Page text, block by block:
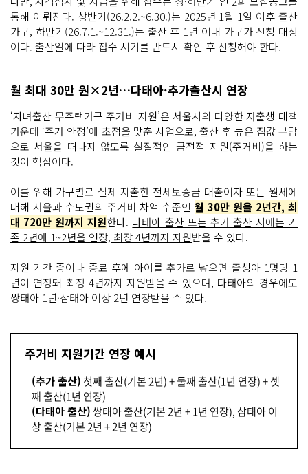
통해 이뤄진다. 상반기(26.2.2.~6.30.)는 2025년 1월 1일 이후 출산
가구, 하반기(26.7.1.~12.31.)는 출산 후 1년 이내 가구가 신청 대상
이다. 출산일에 따라 접수 시기를 반드시 확인 후 신청해야 한다.
월 최대 30만 원×2년…다태아·추가출산시 연장
‘자녀출산 무주택가구 주거비 지원’은 서울시의 다양한 저출생 대책
가운데 ‘주거 안정’에 초점을 맞춘 사업으로, 출산 후 높은 집값 부담
으로 서울을 떠나지 않도록 실질적인 금전적 지원(주거비)을 하는
것이 핵심이다.
이를 위해 가구별로 실제 지출한 전세보증금 대출이자 또는 월세에
대해 서울과 수도권의 주거비 차액 수준인 월 30만 원을 2년간, 최
대 720만 원까지 지원한다. 다태아 출산 또는 추가 출산 시에는 기
존 2년에 1~2년을 연장, 최장 4년까지 지원받을 수 있다.
지원 기간 중이나 종료 후에 아이를 추가로 낳으면 출생아 1명당 1
년이 연장돼 최장 4년까지 지원받을 수 있으며, 다태아의 경우에도
쌍태아 1년·삼태아 이상 2년 연장받을 수 있다.
주거비 지원기간 연장 예시
(추가 출산) 첫째 출산(기본 2년) + 둘째 출산(1년 연장) + 셋
째 출산(1년 연장)
(다태아 출산) 쌍태아 출산(기본 2년 + 1년 연장), 삼태아 이
상 출산(기본 2년 + 2년 연장)